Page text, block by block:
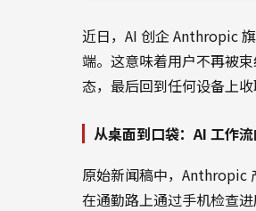
近日，AI 创企 Anthropic
端。这意味着用户不再被
态，最后回到任何设备上
从桌面到口袋：AI 工作
原始新闻稿中，Anthropic
在通勤路上通过手机检查